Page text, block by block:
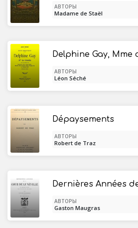
АВТОРЫ
Madame de Staël
АВТОРЫ
Léon Séché
Dépaysements
АВТОРЫ
Robert de Traz
АВТОРЫ
Gaston Maugras